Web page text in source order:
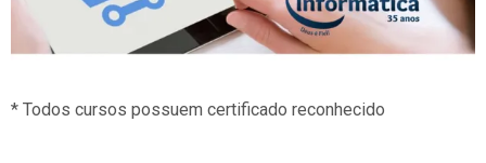
* Todos cursos possuem certificado reconhecido